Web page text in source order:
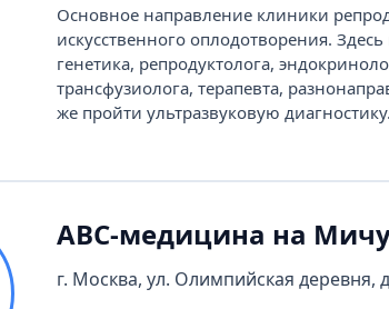
Основное направление клиники
искусственного оплодотворения.
генетика, репродуктолога,
трансфузиолога, терапевта,
же пройти ультразвуковую
АВС-медицина на
г. Москва, ул. Олимпийская деревня,